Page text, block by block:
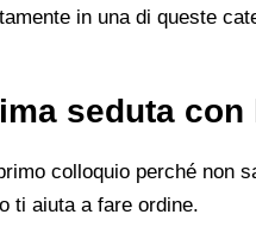
in una di queste
seduta
colloquio perché
ti aiuta a fare ordine.